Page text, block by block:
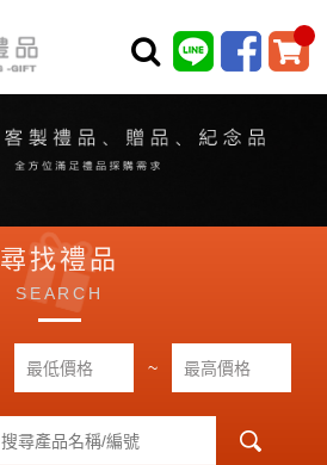
尋找禮品
SEARCH
~